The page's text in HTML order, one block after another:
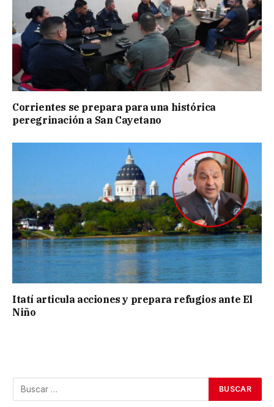
Corrientes se prepara para una histórica
peregrinación a San Cayetano
Itatí articula acciones y prepara refugios ante El
Niño